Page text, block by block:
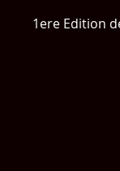
1ere Edition